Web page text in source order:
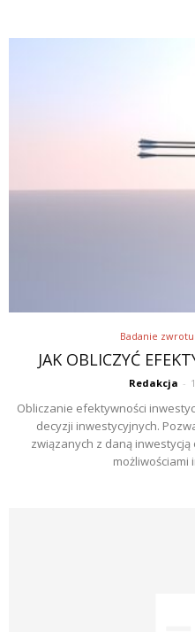
Badanie
JAK OBLICZYĆ
Redakcja -
Obliczanie efektywności
decyzji inwestycyjnych.
związanych z daną
możliwościami